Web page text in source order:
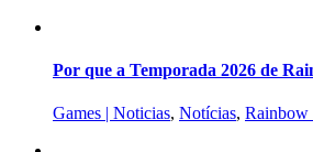
Por que a Temporada 2026 de
Games | Noticias, Notícias, Rainbow